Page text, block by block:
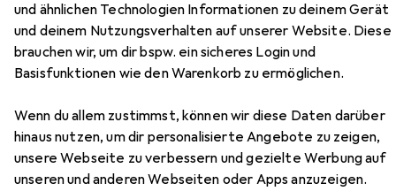
und ähnlichen Technologien Informationen zu deinem Gerät
und deinem Nutzungsverhalten auf unserer Website. Diese
brauchen wir, um dir bspw. ein sicheres Login und
Basisfunktionen wie den Warenkorb zu ermöglichen.
Wenn du allem zustimmst, können wir diese Daten darüber
hinaus nutzen, um dir personalisierte Angebote zu zeigen,
unsere Webseite zu verbessern und gezielte Werbung auf
unseren und anderen Webseiten oder Apps anzuzeigen.
EUR
1774,99
Karella E-Master
Zubehör für Karella E-Master